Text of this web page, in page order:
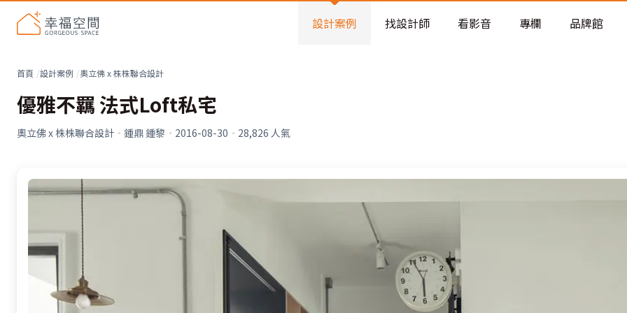
看不見的居家風險和翻新關鍵
老屋預算分配與高 CP 值煥新術
設計案例 找設計師 看影音 專欄 品牌館
首頁 設計案例 奧立佛 x 株株聯合設計
優雅不羈 法式Loft私宅
奧立佛 x 株株聯合設計 · 鍾鼎 鍾黎 · 2016-08-30 · 28,826 人氣